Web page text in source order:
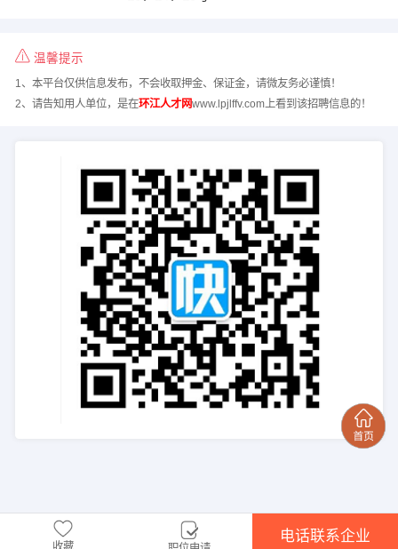
温馨提示
1、本平台仅供信息发布，不会收取押金、保证金，请微友务必谨慎！
2、请告知用人单位，是在环江人才网www.lpjlffv.com上看到该招聘信息的！
电话联系企业